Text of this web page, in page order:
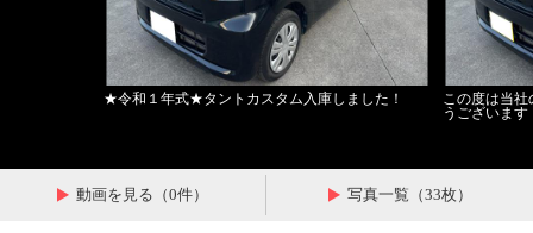
★令和１年式★タントカスタム入庫しました！
この度は当
うございます
動画を見る（0件） 写真一覧（33枚）